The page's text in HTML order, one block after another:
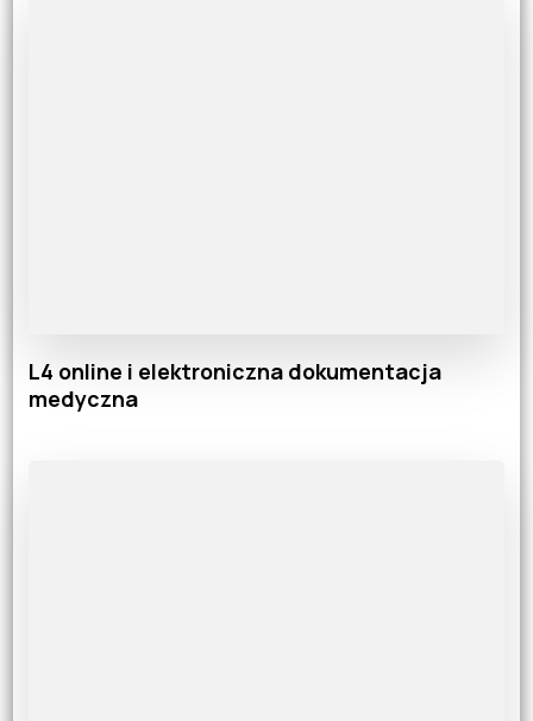
L4 online i elektroniczna dokumentacja
medyczna